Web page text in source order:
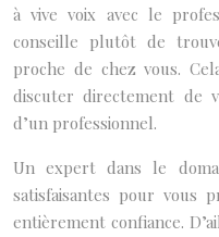
à vive voix avec le
conseille plutôt de
proche de chez vous.
discuter directement de
d’un professionnel.
Un expert dans le
satisfaisantes pour vous
entièrement confiance.